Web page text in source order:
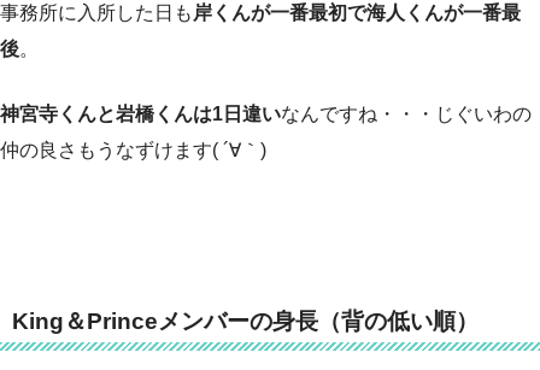
事務所に入所した日も 岸くんが一番最初で海人くんが一番最
後。
神宮寺くんと岩橋くんは1日違いなんですね・・・じぐいわの
仲の良さもうなずけます( ´∀｀)
King＆Princeメンバーの身長（背の低い順）